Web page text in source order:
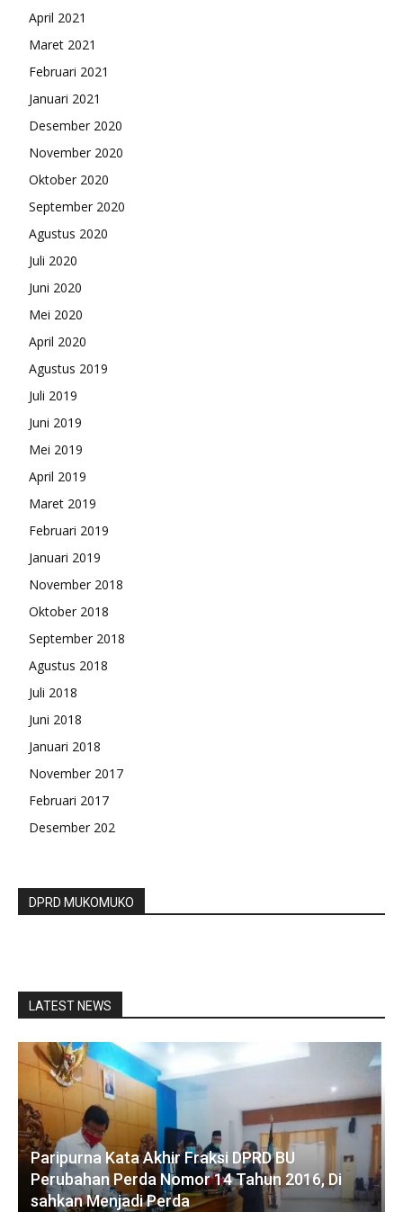
April 2021
Maret 2021
Februari 2021
Januari 2021
Desember 2020
November 2020
Oktober 2020
September 2020
Agustus 2020
Juli 2020
Juni 2020
Mei 2020
April 2020
Agustus 2019
Juli 2019
Juni 2019
Mei 2019
April 2019
Maret 2019
Februari 2019
Januari 2019
November 2018
Oktober 2018
September 2018
Agustus 2018
Juli 2018
Juni 2018
Januari 2018
November 2017
Februari 2017
Desember 202
DPRD MUKOMUKO
LATEST NEWS
Paripurna Kata Akhir Fraksi DPRD BU
Perubahan Perda Nomor 14 Tahun 2016, Di
sahkan Menjadi Perda